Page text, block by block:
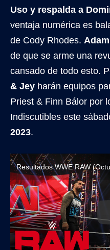
Uso y respalda a
ventaja numérica es
de Cody Rhodes.
de que se arme una
cansado de todo esto.
& Jey harán equipos
Priest & Finn Bálor por
Indiscutibles este
2023.
Resultados WWE RAW